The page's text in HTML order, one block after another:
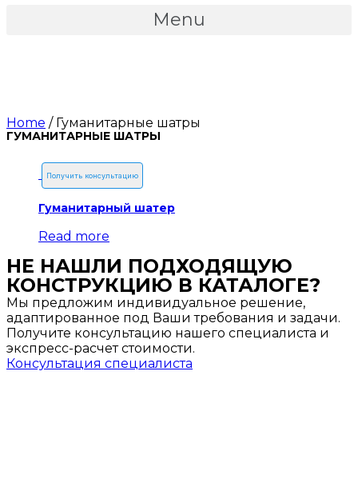
Menu
Home / Гуманитарные шатры
ГУМАНИТАРНЫЕ ШАТРЫ
Получить консультацию
Гуманитарный шатер
Read more
НЕ НАШЛИ ПОДХОДЯЩУЮ
КОНСТРУКЦИЮ В КАТАЛОГЕ?
Мы предложим индивидуальное решение,
адаптированное под Ваши требования и задачи.
Получите консультацию нашего специалиста и
экспресс-расчет стоимости.
Консультация специалиста